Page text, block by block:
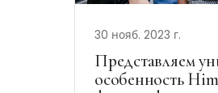
30 нояб. 2023 г.
Представляем
особенность